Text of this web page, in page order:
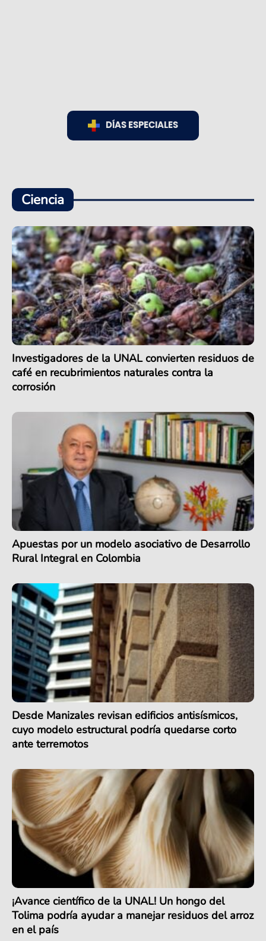
DÍAS ESPECIALES
Ciencia
Investigadores de la UNAL convierten residuos de
café en recubrimientos naturales contra la
corrosión
Apuestas por un modelo asociativo de Desarrollo
Rural Integral en Colombia
Desde Manizales revisan edificios antisísmicos,
cuyo modelo estructural podría quedarse corto
ante terremotos
¡Avance científico de la UNAL! Un hongo del
Tolima podría ayudar a manejar residuos del arroz
en el país